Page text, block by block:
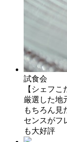
試食会
【シェフ
厳選した地
もちろん見
センスがフ
も大好評